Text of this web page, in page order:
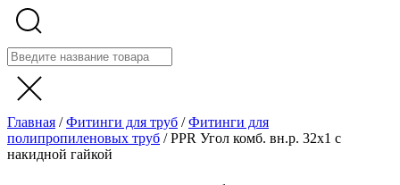
Главная /Фитинги для труб /Фитинги для
полипропиленовых труб /PPR Угол комб. вн.р. 32х1 с
накидной гайкой